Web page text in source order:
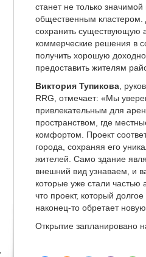
станет не только
общественным
сохранить существующую
коммерческие решения в
получить хорошую
предоставить жителям
Виктория Тупикова ,
RRG, отмечает: «Мы
привлекательным для
пространством, где
комфортом. Проект
города, сохраняя его
жителей. Само здание
внешний вид узнаваем, и
которые уже стали
что проект, который
наконец-то обретает
Открытие запланировано